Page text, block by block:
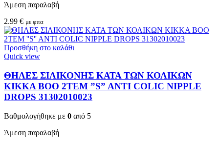
Άμεση παραλαβή
2.99 € με φπα
Προσθήκη στο καλάθι
Quick view
ΘΗΛΕΣ ΣΙΛΙΚΟΝΗΣ ΚΑΤΑ ΤΩΝ ΚΟΛΙΚΩΝ
KIKKA BOO 2TEM ”S” ANTI COLIC NIPPLE
DROPS 31302010023
Βαθμολογήθηκε με 0 από 5
Άμεση παραλαβή